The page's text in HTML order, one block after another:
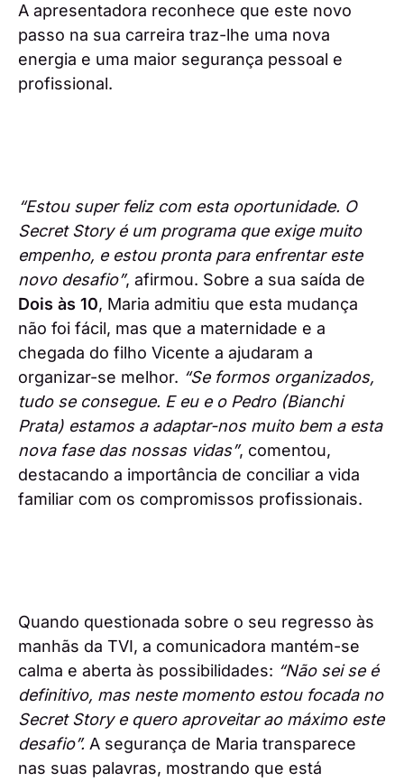
A apresentadora reconhece que este novo
passo na sua carreira traz-lhe uma nova
energia e uma maior segurança pessoal e
profissional.
“Estou super feliz com esta oportunidade. O
Secret Story é um programa que exige muito
empenho, e estou pronta para enfrentar este
novo desafio”, afirmou. Sobre a sua saída de
Dois às 10, Maria admitiu que esta mudança
não foi fácil, mas que a maternidade e a
chegada do filho Vicente a ajudaram a
organizar-se melhor. “Se formos organizados,
tudo se consegue. E eu e o Pedro (Bianchi
Prata) estamos a adaptar-nos muito bem a esta
nova fase das nossas vidas”, comentou,
destacando a importância de conciliar a vida
familiar com os compromissos profissionais.
Quando questionada sobre o seu regresso às
manhãs da TVI, a comunicadora mantém-se
calma e aberta às possibilidades: “Não sei se é
definitivo, mas neste momento estou focada no
Secret Story e quero aproveitar ao máximo este
desafio”. A segurança de Maria transparece
nas suas palavras, mostrando que está